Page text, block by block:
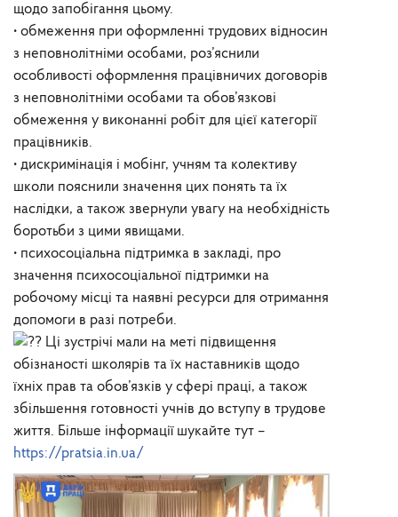
щодо запобігання цьому.
• обмеження при оформленні трудових відносин
з неповнолітніми особами, роз’яснили
особливості оформлення працівничих договорів
з неповнолітніми особами та обов’язкові
обмеження у виконанні робіт для цієї категорії
працівників.
• дискримінація і мобінг, учням та колективу
школи пояснили значення цих понять та їх
наслідки, а також звернули увагу на необхідність
боротьби з цими явищами.
• психосоціальна підтримка в закладі, про
значення психосоціальної підтримки на
робочому місці та наявні ресурси для отримання
допомоги в разі потреби.
Ці зустрічі мали на меті підвищення
обізнаності школярів та їх наставників щодо
їхніх прав та обов’язків у сфері праці, а також
збільшення готовності учнів до вступу в трудове
життя. Більше інформації шукайте тут –
https://pratsia.in.ua/